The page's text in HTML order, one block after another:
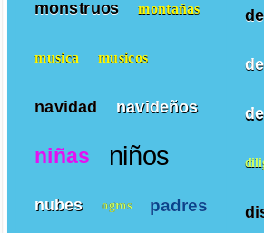
monstruos montañas
musica musicos
navidad navideños
niñas niños
nubes ogros padres